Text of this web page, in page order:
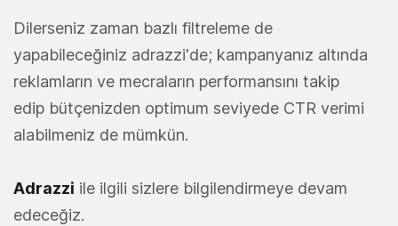
Dilerseniz zaman bazlı filtreleme de
yapabileceğiniz adrazzi'de; kampanyanız altında
reklamların ve mecraların performansını takip
edip bütçenizden optimum seviyede CTR verimi
alabilmeniz de mümkün.
Adrazzi ile ilgili sizlere bilgilendirmeye devam
edeceğiz.